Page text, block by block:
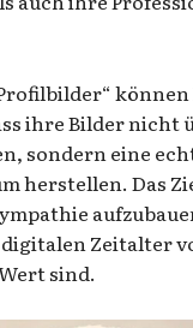
ihre Bilder nicht
sondern eine
herstellen. Das
Zeitalter
sind.